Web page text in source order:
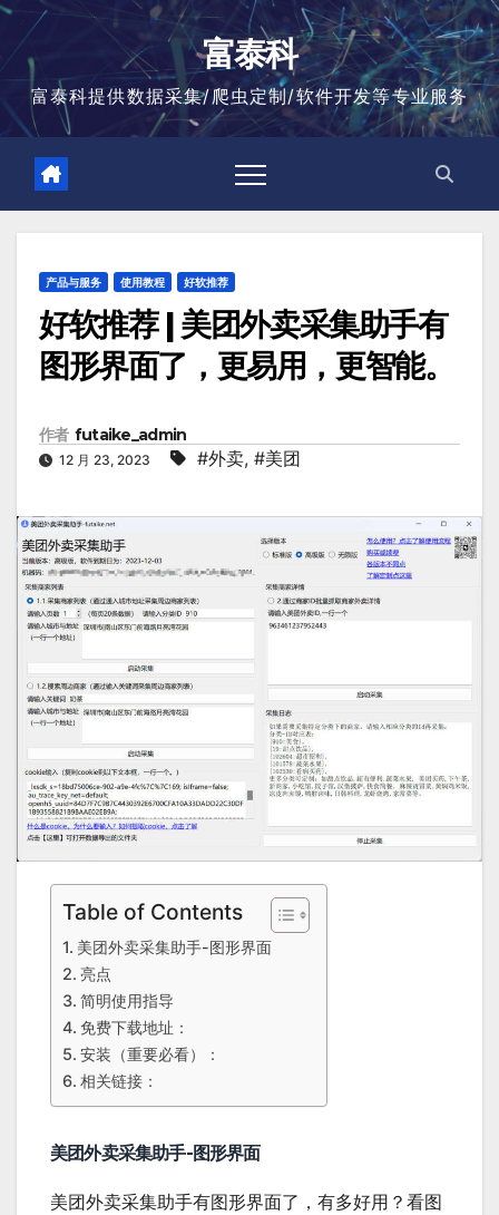
跳
富泰科
富泰科提供数据采集/爬虫定制/软件开发等专业服务
产品与服务 使用教程 好软推荐
好软推荐 | 美团外卖采集助手有
图形界面了，更易用，更智能。
作者 futaike_admin
12 月 23, 2023 #外卖, #美团
Table of Contents
美团外卖采集助手-图形界面
亮点
简明使用指导
免费下载地址：
安装（重要必看）：
相关链接：
美团外卖采集助手-图形界面
美团外卖采集助手有图形界面了，有多好用？看图